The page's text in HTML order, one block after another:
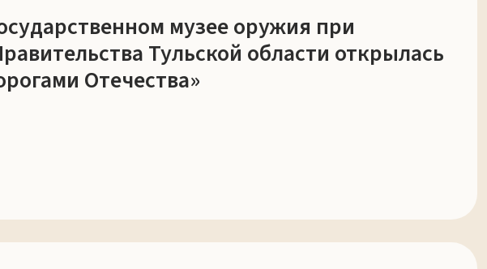
музее оружия при
Тульской области открылась
Отечества»